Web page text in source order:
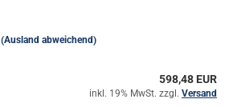
(Ausland abweichend)
598,48 EUR
inkl. 19% MwSt. zzgl. Versand